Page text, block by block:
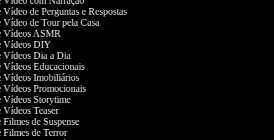
Vídeo de Perguntas e Respostas
Vídeo de Tour pela Casa
Vídeos ASMR
Vídeos DIY
Vídeos Dia a Dia
Vídeos Educacionais
Vídeos Imobiliários
Vídeos Promocionais
Vídeos Storytime
Vídeos Teaser
Filmes de Suspense
Filmes de Terror